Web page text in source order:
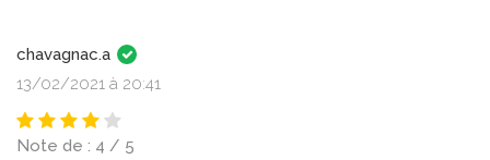
chavagnac.a
13/02/2021 à 20:41
Note de : 4 / 5